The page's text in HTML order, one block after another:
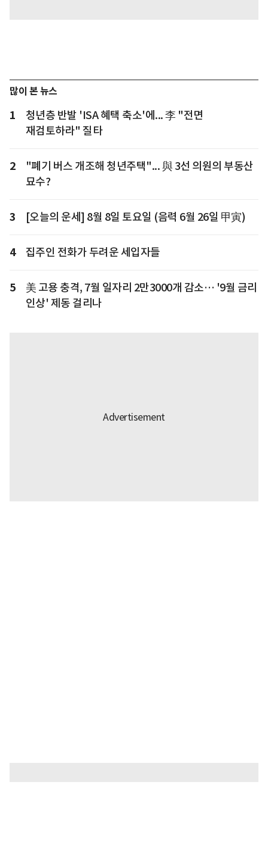
많이 본 뉴스
1
청년층 반발 'ISA 혜택 축소'에... 李 "전면
재검토하라" 질타
2
"폐기 버스 개조해 청년주택"... 與 3선 의원의 부동산
묘수?
3 [오늘의 운세] 8월 8일 토요일 (음력 6월 26일 甲寅)
4 집주인 전화가 두려운 세입자들
5
美 고용 충격, 7월 일자리 2만3000개 감소… '9월 금리
인상' 제동 걸리나